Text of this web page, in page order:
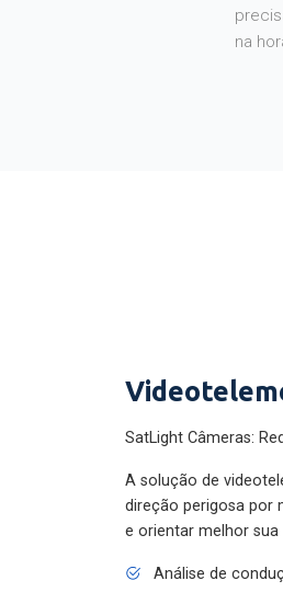
na
SatLight Câmeras:
A solução de
direção perigosa por
e orientar melhor sua
Análise de